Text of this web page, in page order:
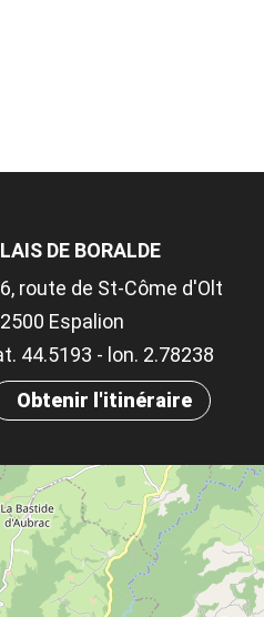
DE BORALDE
route de St-Côme d'Olt
Espalion
44.5193 - lon. 2.78238
Obtenir l'itinéraire